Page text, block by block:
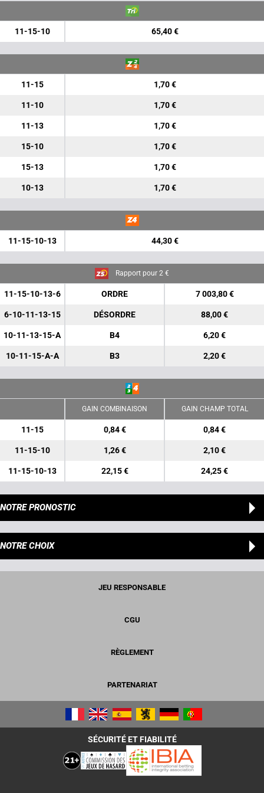
11-15-10 65,40 €
11-15 1,70 €
11-10 1,70 €
11-13 1,70 €
15-10 1,70 €
15-13 1,70 €
10-13 1,70 €
11-15-10-13 44,30 €
Rapport pour 2 €
11-15-10-13-6 ORDRE 7 003,80 €
6-10-11-13-15 DÉSORDRE 88,00 €
10-11-13-15-A B4 6,20 €
10-11-15-A-A B3 2,20 €
GAIN COMBINAISON GAIN CHAMP TOTAL
11-15 0,84 € 0,84 €
11-15-10 1,26 € 2,10 €
11-15-10-13 22,15 € 24,25 €
NOTRE PRONOSTIC
NOTRE CHOIX
JEU RESPONSABLE
CGU
RÈGLEMENT
PARTENARIAT
SÉCURITÉ ET FIABILITÉ